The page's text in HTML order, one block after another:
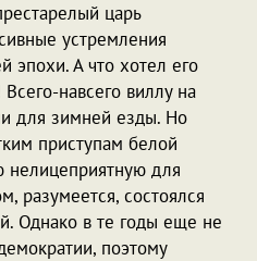
царь
устремления
эпохи. А что хотел его
навсего виллу на
для зимней езды. Но
приступам белой
нелицеприятную для
разумеется, состоялся
Однако в те годы еще не
поэтому